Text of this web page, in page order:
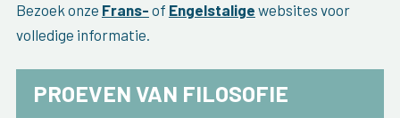
Bezoek onze Frans- of Engelstalige websites voor
volledige informatie.
PROEVEN VAN FILOSOFIE